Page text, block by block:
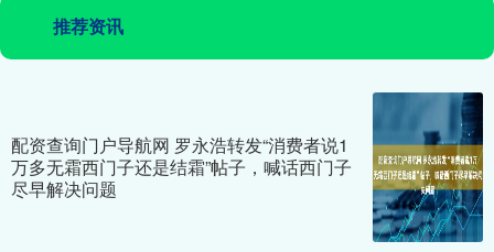
推荐资讯
配资查询门户导航网 罗永浩转发“消费者说1
万多无霜西门子还是结霜”帖子，喊话西门子
尽早解决问题